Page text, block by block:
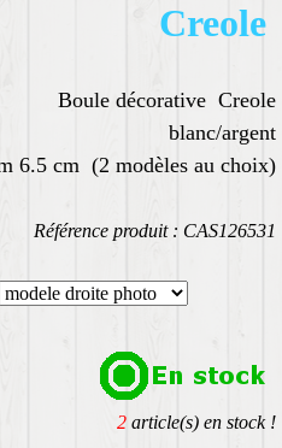
Creole
Boule décorative Creole
blanc/argent
6.5 cm (2 modèles au choix)
Référence produit : CAS126531
2 article(s) en stock !